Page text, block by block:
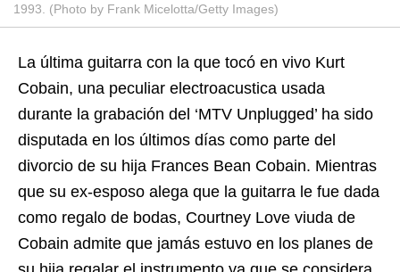
1993. (Photo by Frank Micelotta/Getty Images)
La última guitarra con la que tocó en vivo Kurt
Cobain, una peculiar electroacustica usada
durante la grabación del ‘MTV Unplugged’ ha sido
disputada en los últimos días como parte del
divorcio de su hija Frances Bean Cobain. Mientras
que su ex-esposo alega que la guitarra le fue dada
como regalo de bodas, Courtney Love viuda de
Cobain admite que jamás estuvo en los planes de